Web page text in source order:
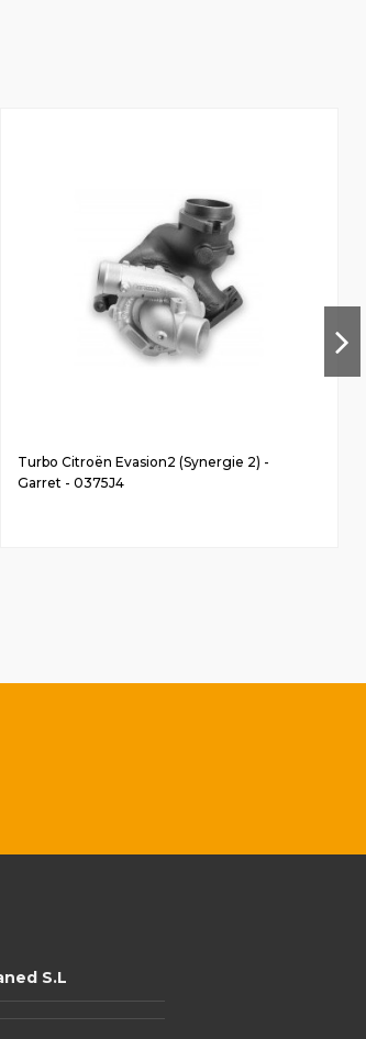
Turbo Citroën Evasion2 (Synergie 2) -
Garret - 0375J4
S.L